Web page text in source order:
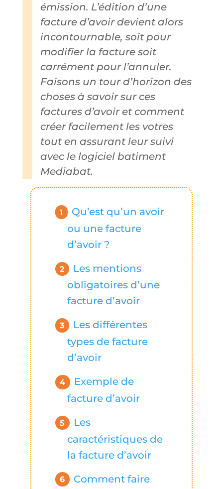
émission. L’édition d’une
facture d’avoir devient alors
incontournable, soit pour
modifier la facture soit
carrément pour l’annuler.
Faisons un tour d’horizon des
choses à savoir sur ces
factures d’avoir et comment
créer facilement les votres
tout en assurant leur suivi
avec le logiciel batiment
Mediabat.
Qu’est qu’un avoir
ou une facture
d’avoir ?
Les mentions
obligatoires d’une
facture d’avoir
Les différentes
types de facture
d’avoir
Exemple de
facture d’avoir
Les
caractéristiques de
la facture d’avoir
Comment faire